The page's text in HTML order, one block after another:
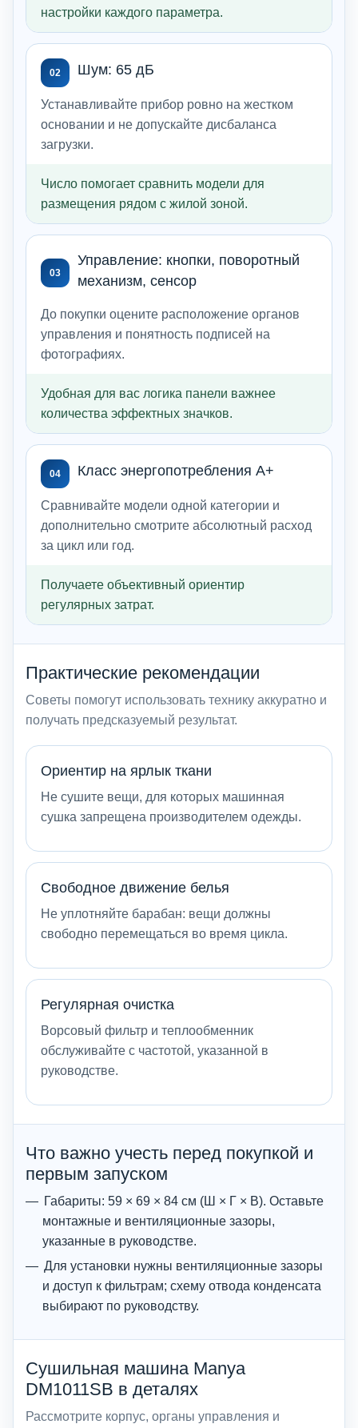
настройки каждого параметра.
02 Шум: 65 дБ
Устанавливайте прибор ровно на жестком
основании и не допускайте дисбаланса
загрузки.
Число помогает сравнить модели для
размещения рядом с жилой зоной.
03
Управление: кнопки, поворотный
механизм, сенсор
До покупки оцените расположение органов
управления и понятность подписей на
фотографиях.
Удобная для вас логика панели важнее
количества эффектных значков.
04 Класс энергопотребления A+
Сравнивайте модели одной категории и
дополнительно смотрите абсолютный расход
за цикл или год.
Получаете объективный ориентир
регулярных затрат.
Практические рекомендации
Советы помогут использовать технику аккуратно и
получать предсказуемый результат.
Ориентир на ярлык ткани
Не сушите вещи, для которых машинная
сушка запрещена производителем одежды.
Свободное движение белья
Не уплотняйте барабан: вещи должны
свободно перемещаться во время цикла.
Регулярная очистка
Ворсовый фильтр и теплообменник
обслуживайте с частотой, указанной в
руководстве.
Что важно учесть перед покупкой и
первым запуском
Габариты: 59 × 69 × 84 см (Ш × Г × В). Оставьте
монтажные и вентиляционные зазоры,
указанные в руководстве.
Для установки нужны вентиляционные зазоры
и доступ к фильтрам; схему отвода конденсата
выбирают по руководству.
Сушильная машина Manya
DM1011SB в деталях
Рассмотрите корпус, органы управления и